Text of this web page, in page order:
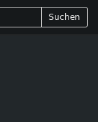
Suchen